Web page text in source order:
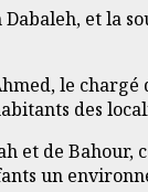
et la
le chargé
des
et de Bahour,
un